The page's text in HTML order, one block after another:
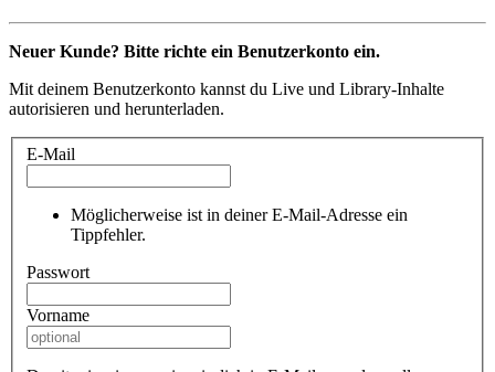
Neuer Kunde? Bitte richte ein Benutzerkonto ein.
Mit deinem Benutzerkonto kannst du Live und Library-Inhalte
autorisieren und herunterladen.
E-Mail
Möglicherweise ist in deiner E-Mail-Adresse ein
Tippfehler.
Passwort
Vorname